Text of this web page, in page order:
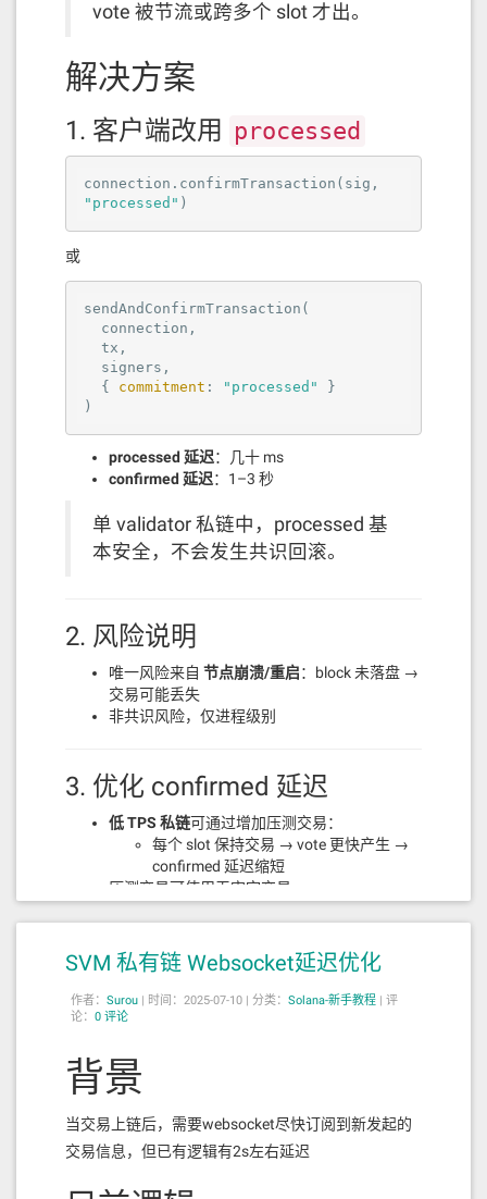
vote 被节流或跨多个 slot 才出。
解决方案
1. 客户端改用 processed
connection .confirmTransaction
"processed" )
或
sendAndConfirmTransaction (
connection ,
tx ,
signers ,
  {
commitment : "processed"
}
)
processed 延迟：几十 ms
confirmed 延迟：1–3 秒
单 validator 私链中，processed 基
本安全，不会发生共识回滚。
2. 风险说明
唯一风险来自 节点崩溃/重启：block 未落盘 →
交易可能丢失
非共识风险，仅进程级别
3. 优化 confirmed 延迟
低 TPS 私链可通过增加压测交易：
每个 slot 保持交易 → vote 更快产生 →
confirmed 延迟缩短
压测交易可使用无害空交易
4. 综合方案（推荐）
延迟
使用 commitment = processed
立即返回成功，提升用户体验
异步监听交易 signature
SVM 私有链 Websocket延迟优化
作者： Surou | 时间：2025-07-10 | 分类： Solana-新手教程 | 评
论： 0 评论
背景
当交易上链后，需要websocket尽快订阅到新发起的
交易信息，但已有逻辑有2s左右延迟